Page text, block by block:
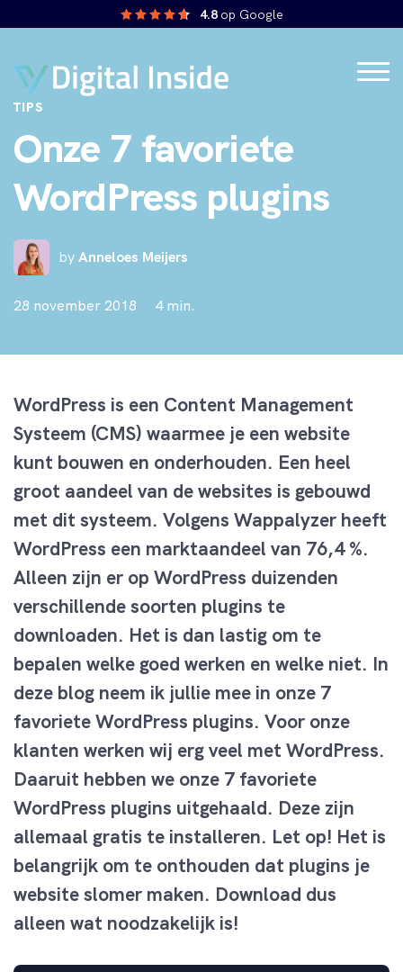
4.8 op Google
TIPS
Onze 7 favoriete
WordPress plugins
byAnneloes Meijers
28 november 2018 4 min.
WordPress is een Content Management
Systeem (CMS) waarmee je een website
kunt bouwen en onderhouden. Een heel
groot aandeel van de websites is gebouwd
met dit systeem. Volgens Wappalyzer heeft
WordPress een marktaandeel van 76,4 %.
Alleen zijn er op WordPress duizenden
verschillende soorten plugins te
downloaden. Het is dan lastig om te
bepalen welke goed werken en welke niet. In
deze blog neem ik jullie mee in onze 7
favoriete WordPress plugins. Voor onze
klanten werken wij erg veel met WordPress.
Daaruit hebben we onze 7 favoriete
WordPress plugins uitgehaald. Deze zijn
allemaal gratis te installeren. Let op! Het is
belangrijk om te onthouden dat plugins je
website slomer maken. Download dus
alleen wat noodzakelijk is!